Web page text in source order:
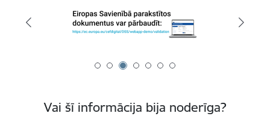
Vai šī informācija bija noderīga?